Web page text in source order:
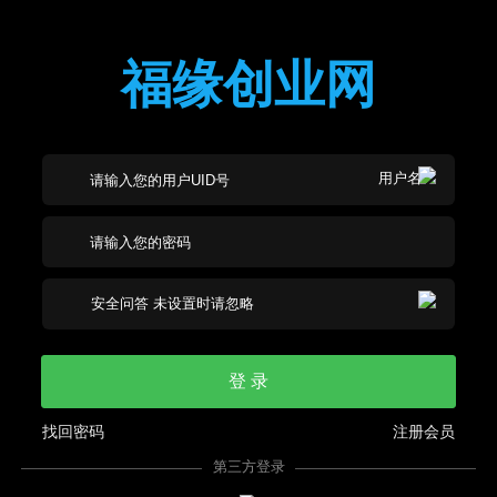
福缘创业网
登 录
注册会员
找回密码
第三方登录